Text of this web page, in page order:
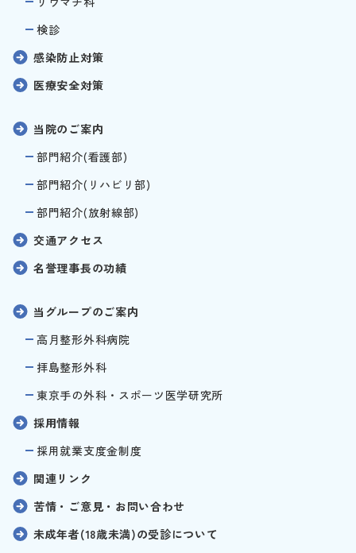
検診
感染防止対策
医療安全対策
当院のご案内
部門紹介(看護部)
部門紹介(リハビリ部)
部門紹介(放射線部)
交通アクセス
名誉理事長の功績
当グループのご案内
高月整形外科病院
拝島整形外科
東京手の外科・スポーツ医学研究所
採用情報
採用就業支度金制度
関連リンク
苦情・ご意見・お問い合わせ
未成年者(18歳未満)の受診について